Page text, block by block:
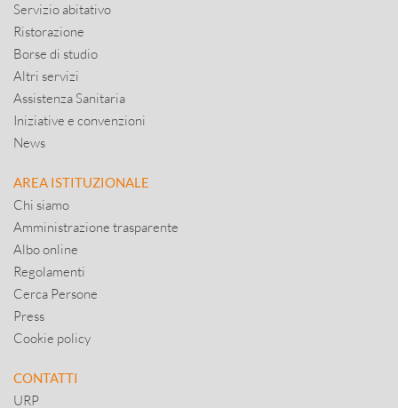
Servizio abitativo
Ristorazione
Borse di studio
Altri servizi
Assistenza Sanitaria
Iniziative e convenzioni
News
AREA ISTITUZIONALE
Chi siamo
Amministrazione trasparente
Albo online
Regolamenti
Cerca Persone
Press
Cookie policy
CONTATTI
URP